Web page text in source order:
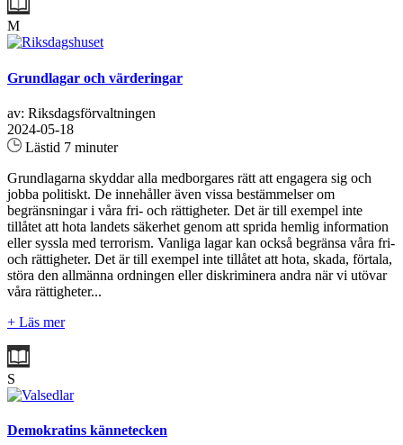
M
Grundlagar och värderingar
av: Riksdagsförvaltningen
2024-05-18
Lästid 7 minuter
Grundlagarna skyddar alla medborgares rätt att engagera sig och
jobba politiskt. De innehåller även vissa bestämmelser om
begränsningar i våra fri- och rättigheter. Det är till exempel inte
tillåtet att hota landets säkerhet genom att sprida hemlig information
eller syssla med terrorism. Vanliga lagar kan också begränsa våra fri-
och rättigheter. Det är till exempel inte tillåtet att hota, skada, förtala,
störa den allmänna ordningen eller diskriminera andra när vi utövar
våra rättigheter...
+ Läs mer
S
Demokratins kännetecken